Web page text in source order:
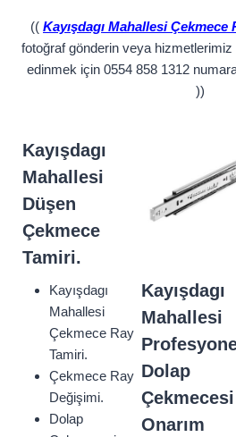
(( Kayışdagı Mahallesi Çekmece
fotoğraf gönderin veya hizmetlerimiz
edinmek için 0554 858 1312
))
Kayışdagı
Mahallesi
Düşen
Çekmece
Tamiri.
Kayışdagı
Mahallesi
Çekmece Ray
Tamiri.
Çekmece Ray
Değişimi.
Dolap
Kayışdagı
Mahallesi
Dolap
Çekmecesi
Onarım